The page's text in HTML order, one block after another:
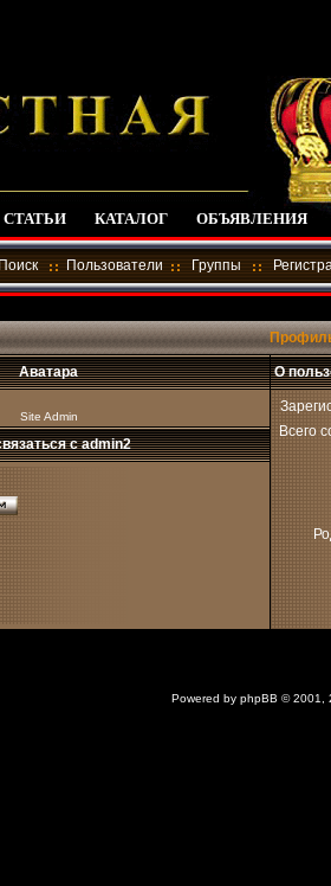
СТАТЬИ КАТАЛОГ ОБЪЯВЛЕНИЯ
Поиск Пользователи Группы
Аватара О
Site Admin
Всего
с admin2
Powered by phpBB © 2001,